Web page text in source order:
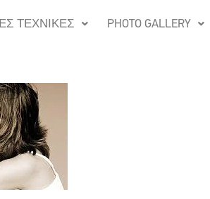
ΤΕΧΝΙΚΕΣ PHOTO GALLERY